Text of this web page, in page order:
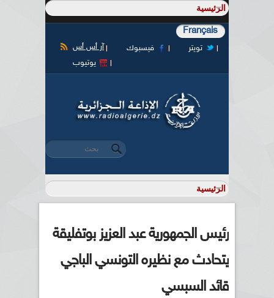
Français
آر أس أس فيسبوك
تويتر
يوتيوب
استمارة البحث
‏بحث ‏
رئيس الجمهورية عبد العزيز بوتفليقة
يتحادث مع نظيره التونسي الباجي
قائد السبسي